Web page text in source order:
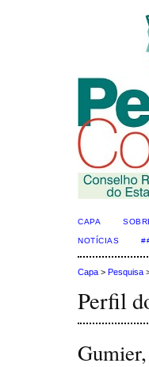
CAPA
NOTÍCIAS
Capa > Pesquisa
Perfil